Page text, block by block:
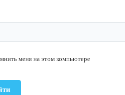
меня на этом компьютере